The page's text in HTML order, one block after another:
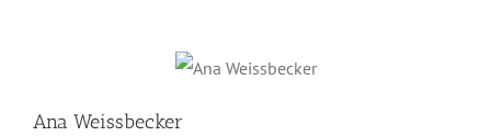
Ana Weissbecker